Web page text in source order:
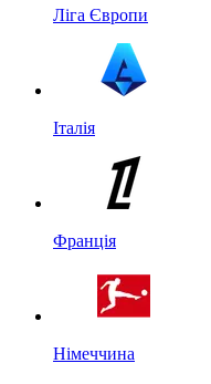
Ліга Європи
Італія
Франція
Німеччина